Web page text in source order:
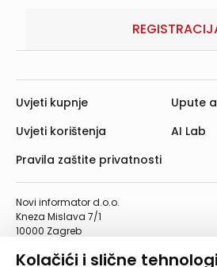
Kolačići i slične
Novi informator d.o.o.
Kneza Mislava 7/1
10000 Zagreb
Telefaks: 01/4612-553
Uvjeti kupnje
Uvjeti korištenja
Pravila zaštite privatnosti
Upute
AI Lab